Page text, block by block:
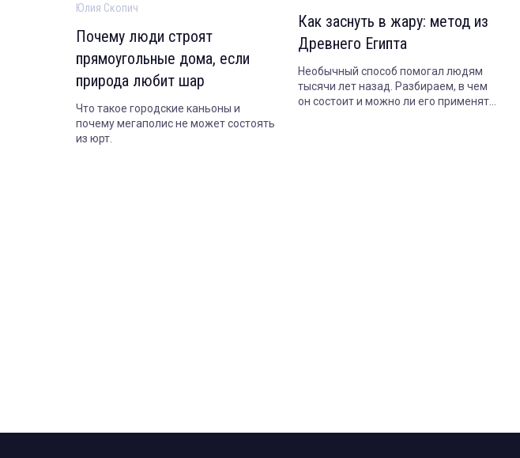
Юлия Скопич
Почему люди строят
прямоугольные дома, если
природа любит шар
Что такое городские каньоны и
почему мегаполис не может состоять
из юрт.
Как заснуть в жару: метод из
Древнего Египта
Необычный способ помогал людям
тысячи лет назад. Разбираем, в чем
он состоит и можно ли его применять